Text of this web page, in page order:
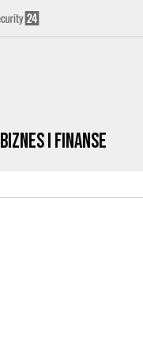
Biznes i Finanse